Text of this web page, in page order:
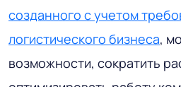
созданного с учетом
логистического бизнеса,
возможности, сократить